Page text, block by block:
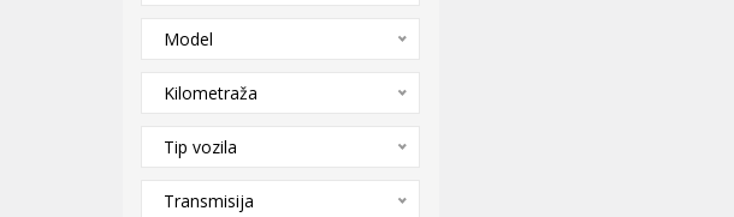
Model
Kilometraža
Tip vozila
Transmisija